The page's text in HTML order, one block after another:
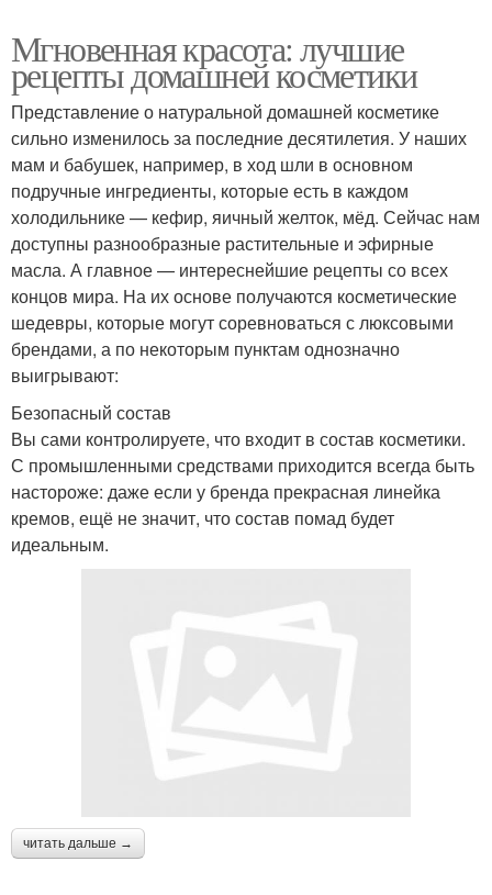
Мгновенная красота: лучшие
рецепты домашней косметики
Представление о натуральной домашней косметике
сильно изменилось за последние десятилетия. У наших
мам и бабушек, например, в ход шли в основном
подручные ингредиенты, которые есть в каждом
холодильнике — кефир, яичный желток, мёд. Сейчас нам
доступны разнообразные растительные и эфирные
масла. А главное — интереснейшие рецепты со всех
концов мира. На их основе получаются косметические
шедевры, которые могут соревноваться с люксовыми
брендами, а по некоторым пунктам однозначно
выигрывают:
Безопасный состав
Вы сами контролируете, что входит в состав косметики.
С промышленными средствами приходится всегда быть
настороже: даже если у бренда прекрасная линейка
кремов, ещё не значит, что состав помад будет
идеальным.
читать дальше →